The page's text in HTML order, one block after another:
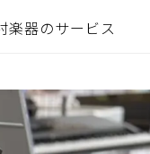
楽器のサービス